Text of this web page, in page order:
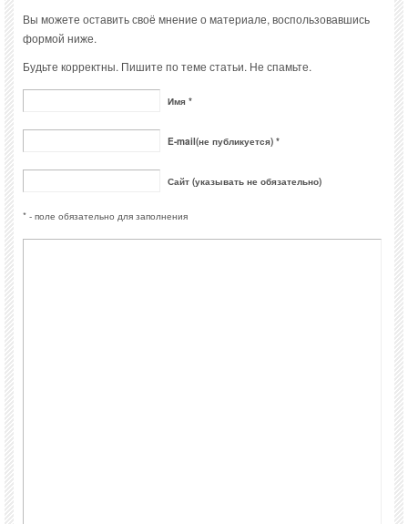
Вы можете оставить своё мнение о материале, воспользовавшись
формой ниже.
Будьте корректны. Пишите по теме статьи. Не спамьте.
Имя *
E-mail(не публикуется) *
Сайт (указывать не обязательно)
* - поле обязательно для заполнения